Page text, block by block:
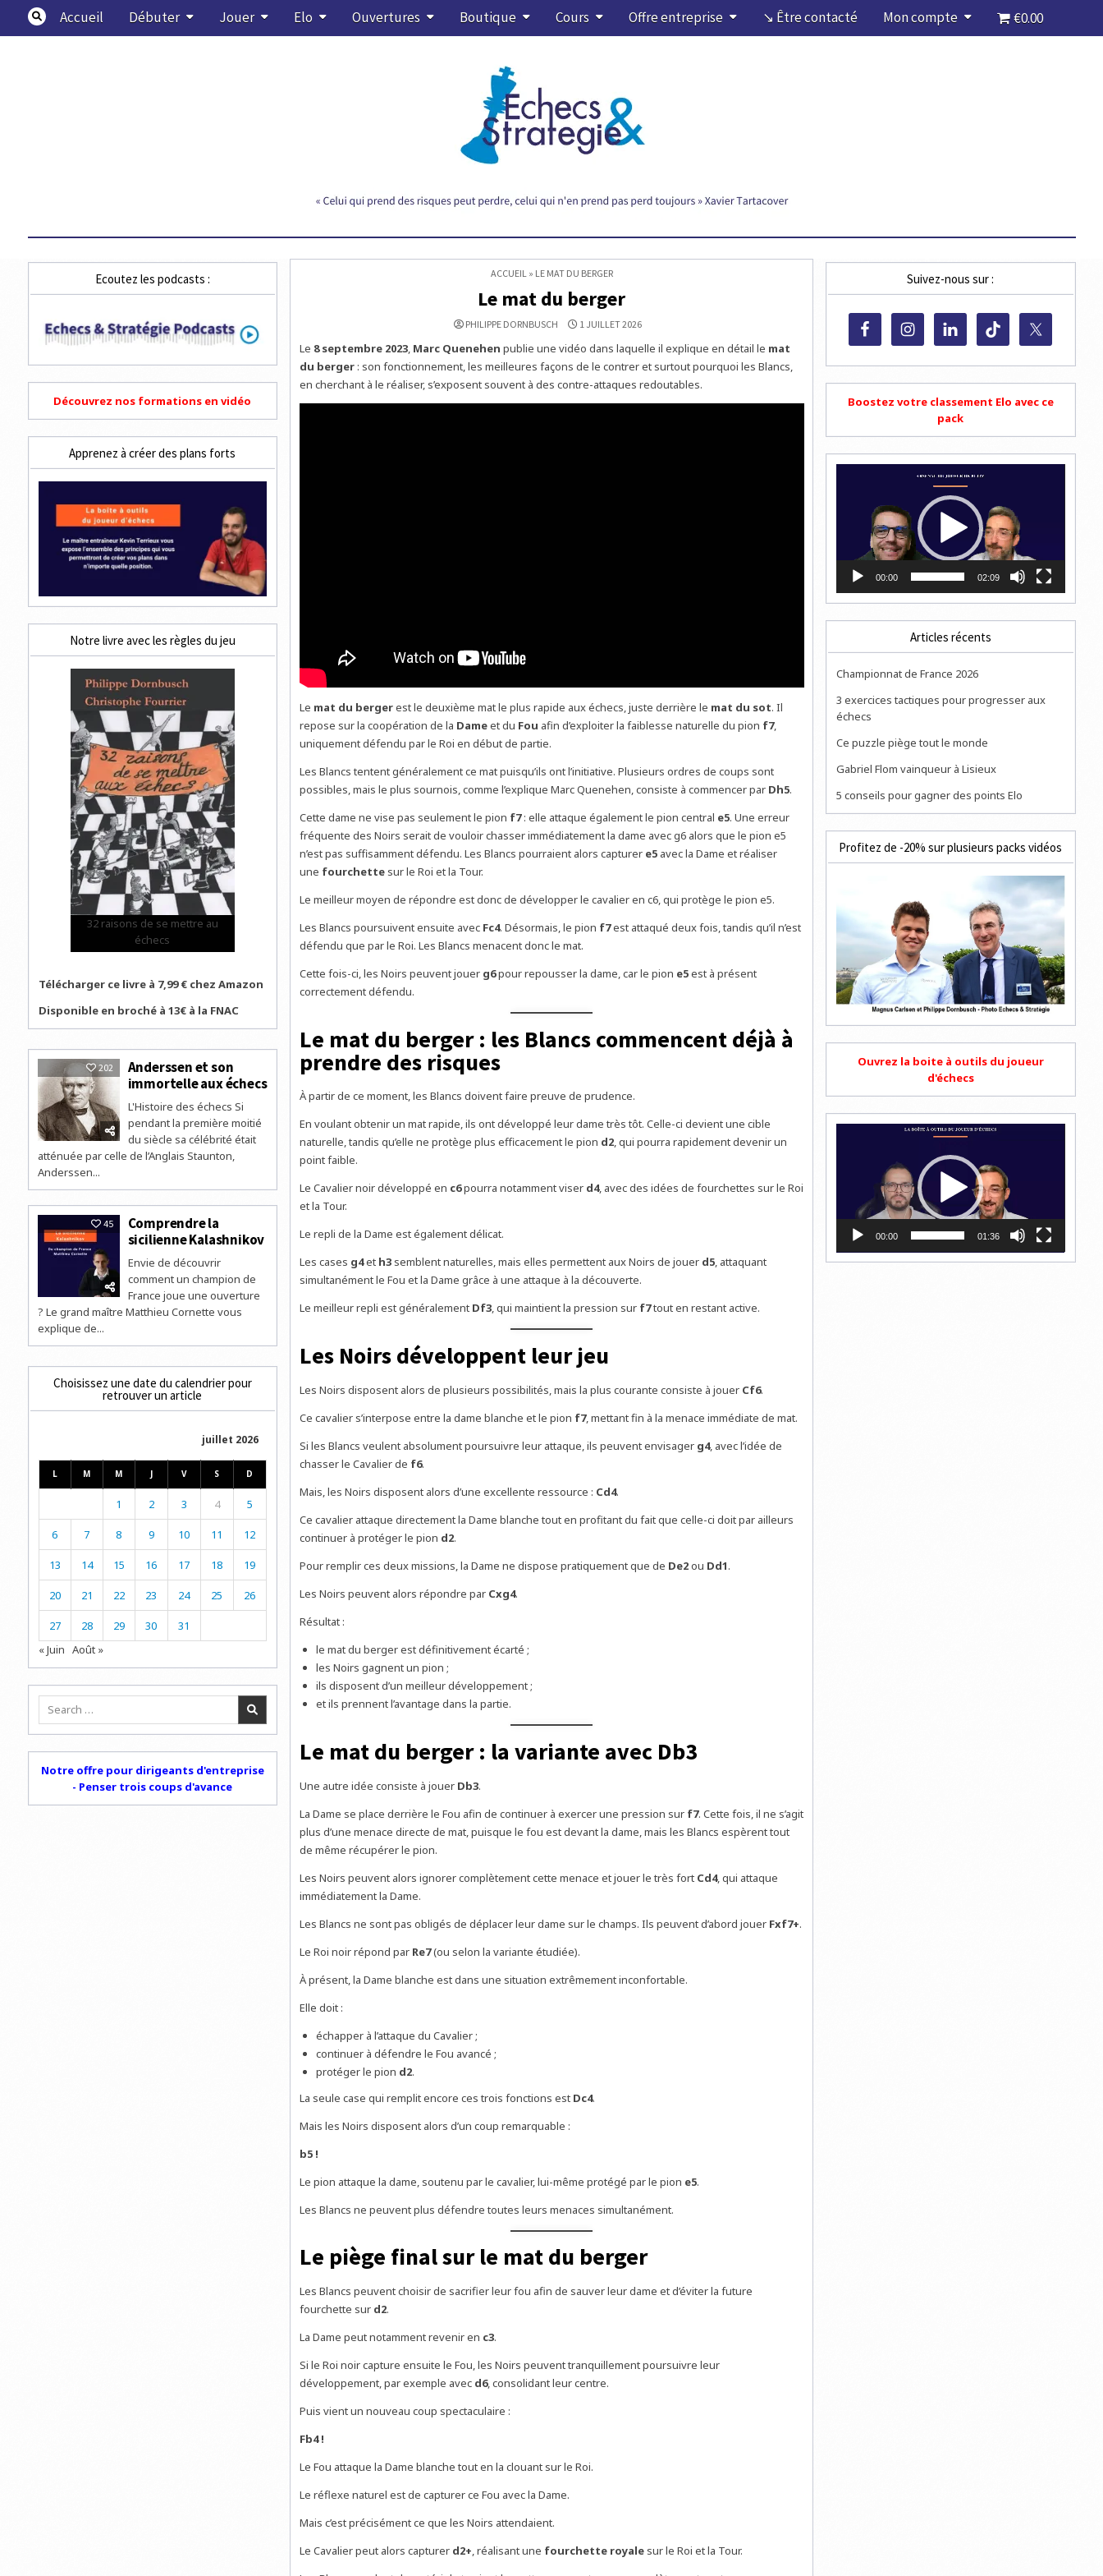
content
Accueil Débuter Jouer Elo Ouvertures Boutique Cours Offre entreprise ↘ Être contacté Mon compte €0.00
ACCUEIL» LE MAT DU BERGER
Le mat du berger
PHILIPPE DORNBUSCH 1 JUILLET 2026
Le 8 septembre 2023, Marc Quenehen publie une vidéo dans laquelle il explique en détail le mat
du berger: son fonctionnement, les meilleures façons de le contrer et surtout pourquoi les Blancs,
en cherchant à le réaliser, s’exposent souvent à des contre-attaques redoutables.
Le mat du bergerest le deuxième mat le plus rapide aux échecs, juste derrière le mat du sot. Il
repose sur la coopération de la Dameet du Fou afin d’exploiter la faiblesse naturelle du pion f7,
uniquement défendu par le Roi en début de partie.
Les Blancs tentent généralement ce mat puisqu’ils ont l’initiative. Plusieurs ordres de coups sont
possibles, mais le plus sournois, comme l’explique Marc Quenehen, consiste à commencer par Dh5.
Cette dame ne vise pas seulement le pion f7: elle attaque également le pion central e5. Une erreur
fréquente des Noirs serait de vouloir chasser immédiatement la dame avec g6 alors que le pion e5
n’est pas suffisamment défendu. Les Blancs pourraient alors capturer e5avec la Dame et réaliser
une fourchettesur le Roi et la Tour.
Le meilleur moyen de répondre est donc de développer le cavalier en c6, qui protège le pion e5.
Les Blancs poursuivent ensuite avec Fc4. Désormais, le pion f7est attaqué deux fois, tandis qu’il n’est
défendu que par le Roi. Les Blancs menacent donc le mat.
Cette fois-ci, les Noirs peuvent jouer g6pour repousser la dame, car le pion e5est à présent
correctement défendu.
Le mat du berger : les Blancs commencent déjà à
prendre des risques
À partir de ce moment, les Blancs doivent faire preuve de prudence.
En voulant obtenir un mat rapide, ils ont développé leur dame très tôt. Celle-ci devient une cible
naturelle, tandis qu’elle ne protège plus efficacement le pion d2, qui pourra rapidement devenir un
point faible.
Le Cavalier noir développé en c6pourra notamment viser d4, avec des idées de fourchettes sur le Roi
et la Tour.
Le repli de la Dame est également délicat.
Les cases g4et h3semblent naturelles, mais elles permettent aux Noirs de jouer d5, attaquant
simultanément le Fou et la Dame grâce à une attaque à la découverte.
Le meilleur repli est généralement Df3, qui maintient la pression sur f7tout en restant active.
Les Noirs développent leur jeu
Les Noirs disposent alors de plusieurs possibilités, mais la plus courante consiste à jouer Cf6.
Ce cavalier s’interpose entre la dame blanche et le pion f7, mettant fin à la menace immédiate de mat.
Si les Blancs veulent absolument poursuivre leur attaque, ils peuvent envisager g4, avec l’idée de
chasser le Cavalier de f6.
Mais, les Noirs disposent alors d’une excellente ressource : Cd4.
Ce cavalier attaque directement la Dame blanche tout en profitant du fait que celle-ci doit par ailleurs
continuer à protéger le pion d2.
Pour remplir ces deux missions, la Dame ne dispose pratiquement que de De2ou Dd1.
Les Noirs peuvent alors répondre par Cxg4.
Résultat :
le mat du berger est définitivement écarté ;
les Noirs gagnent un pion ;
ils disposent d’un meilleur développement ;
et ils prennent l’avantage dans la partie.
Le mat du berger : la variante avec Db3
Une autre idée consiste à jouer Db3.
La Dame se place derrière le Fou afin de continuer à exercer une pression sur f7. Cette fois, il ne s’agit
plus d’une menace directe de mat, puisque le fou est devant la dame, mais les Blancs espèrent tout
de même récupérer le pion.
Les Noirs peuvent alors ignorer complètement cette menace et jouer le très fort Cd4, qui attaque
immédiatement la Dame.
Les Blancs ne sont pas obligés de déplacer leur dame sur le champs. Ils peuvent d’abord jouer Fxf7+.
Le Roi noir répond par Re7(ou selon la variante étudiée).
À présent, la Dame blanche est dans une situation extrêmement inconfortable.
Elle doit :
échapper à l’attaque du Cavalier ;
continuer à défendre le Fou avancé ;
protéger le pion d2.
La seule case qui remplit encore ces trois fonctions est Dc4.
Mais les Noirs disposent alors d’un coup remarquable :
b5 !
Le pion attaque la dame, soutenu par le cavalier, lui-même protégé par le pion e5.
Les Blancs ne peuvent plus défendre toutes leurs menaces simultanément.
Le piège final sur le mat du berger
Les Blancs peuvent choisir de sacrifier leur fou afin de sauver leur dame et d’éviter la future
fourchette sur d2.
La Dame peut notamment revenir en c3.
Si le Roi noir capture ensuite le Fou, les Noirs peuvent tranquillement poursuivre leur
développement, par exemple avec d6, consolidant leur centre.
Puis vient un nouveau coup spectaculaire :
Fb4 !
Le Fou attaque la Dame blanche tout en la clouant sur le Roi.
Le réflexe naturel est de capturer ce Fou avec la Dame.
Mais c’est précisément ce que les Noirs attendaient.
Le Cavalier peut alors capturer d2+, réalisant une fourchette royalesur le Roi et la Tour.
Ecoutez les podcasts :
Découvrez nos formations en vidéo
Apprenez à créer des plans forts
Notre livre avec les règles du jeu
32 raisons de se mettre au
échecs
Télécharger ce livre à 7,99 € chez Amazon
Disponible en broché à 13€ à la FNAC
202
Anderssen et son
immortelle aux échecs
L'Histoire des échecs Si
pendant la première moitié
du siècle sa célébrité était
atténuée par celle de l’Anglais Staunton,
Anderssen...
45
Comprendre la
sicilienne Kalashnikov
Envie de découvrir
comment un champion de
France joue une ouverture
? Le grand maître Matthieu Cornette vous
explique de...
Choisissez une date du calendrier pour
retrouver un article
juillet 2026
L M M J V S D
1 2 3 4 5
6 7 8 9 10 11 12
13 14 15 16 17 18 19
20 21 22 23 24 25 26
27 28 29 30
31
« Juin Août »
Search
Notre offre pour dirigeants d'entreprise
- Penser trois coups d'avance
Suivez-nous sur :
Boostez votre classement Elo avec ce
pack
00:00 02:09
Articles récents
Championnat de France 2026
3 exercices tactiques pour progresser aux
échecs
Ce puzzle piège tout le monde
Gabriel Flom vainqueur à Lisieux
5 conseils pour gagner des points Elo
Profitez de -20% sur plusieurs packs vidéos
Ouvrez la boite à outils du joueur
d'échecs
00:00 01:36